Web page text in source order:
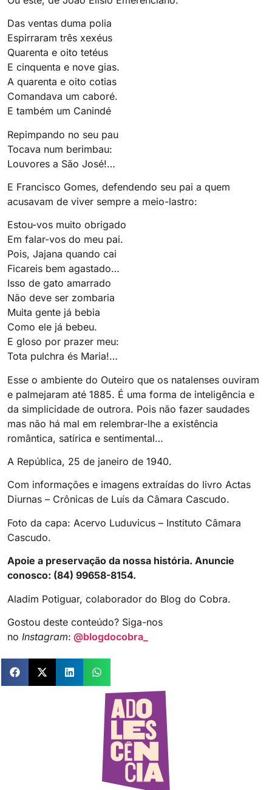
Das ventas duma polia
Espirraram três xexéus
Quarenta e oito tetéus
E cinquenta e nove gias.
A quarenta e oito cotias
Comandava um caboré.
E também um Canindé
Repimpando no seu pau
Tocava num berimbau:
Louvores a São José!…
E Francisco Gomes, defendendo seu pai a quem
acusavam de viver sempre a meio-lastro:
Estou-vos muito obrigado
Em falar-vos do meu pai.
Pois, Jajana quando cai
Ficareis bem agastado…
Isso de gato amarrado
Não deve ser zombaria
Muita gente já bebia
Como ele já bebeu.
E gloso por prazer meu:
Tota pulchra és Maria!…
Esse o ambiente do Outeiro que os natalenses ouviram
e palmejaram até 1885. É uma forma de inteligência e
da simplicidade de outrora. Pois não fazer saudades
mas não há mal em relembrar-lhe a existência
romântica, satírica e sentimental…
A República, 25 de janeiro de 1940.
Com informações e imagens extraídas do livro Actas
Diurnas – Crônicas de Luís da Câmara Cascudo.
Foto da capa: Acervo Luduvicus – Instituto Câmara
Cascudo.
Apoie a preservação da nossa história. Anuncie
conosco: (84) 99658-8154.
Aladim Potiguar, colaborador do Blog do Cobra.
Gostou deste conteúdo? Siga-nos
no Instagram: @blogdocobra_